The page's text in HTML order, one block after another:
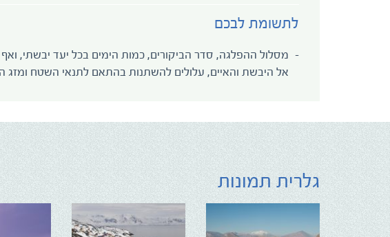
לתשומת לבכם
מסלול ההפלגה, סדר הביקורים, כמות הימים בכל יעד יבשתי,
אל היבשת והאיים, עלולים להשתנות בהתאם לתנאי השטח ומזג
גלרית תמונות